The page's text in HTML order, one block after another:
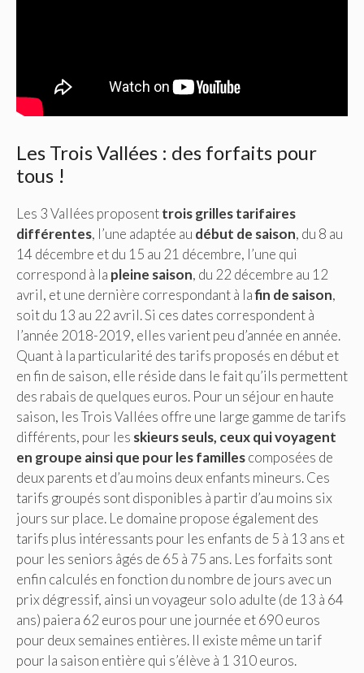
Les Trois Vallées : des forfaits pour
tous !
Les 3 Vallées proposenttrois grilles tarifaires
différentes, l’une adaptée au début de saison, du 8 au
14 décembre et du 15 au 21 décembre, l’une qui
correspond à la pleine saison, du 22 décembre au 12
avril, et une dernière correspondant à lafin de saison,
soit du 13 au 22 avril. Si ces dates correspondent à
l’année 2018-2019, elles varient peu d’année en année.
Quant à la particularité des tarifs proposés en début et
en fin de saison, elle réside dans le fait qu’ils permettent
des rabais de quelques euros. Pour un séjour en haute
saison, les Trois Vallées offre une large gamme de tarifs
différents, pour les skieurs seuls, ceux qui voyagent
en groupe ainsi que pour les famillescomposées de
deux parents et d’au moins deux enfants mineurs. Ces
tarifs groupés sont disponibles à partir d’au moins six
jours sur place. Le domaine propose également des
tarifs plus intéressants pour les enfants de 5 à 13 ans et
pour les seniors âgés de 65 à 75 ans. Les forfaits sont
enfin calculés en fonction du nombre de jours avec un
prix dégressif, ainsi un voyageur solo adulte (de 13 à 64
ans) paiera 62 euros pour une journée et 690 euros
pour deux semaines entières. Il existe même un tarif
pour la saison entière qui s’élève à 1 310 euros.